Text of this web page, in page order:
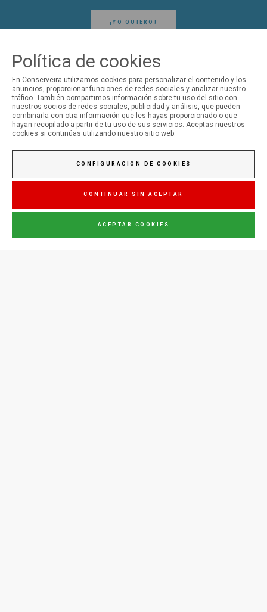
¡YO QUIERO!
SÍGUENOS EN LAS REDES SOCIALES
Conserveira do Sul
Política de cookies
En Conserveira utilizamos cookies para personalizar el contenido y los
anuncios, proporcionar funciones de redes sociales y analizar nuestro
tráfico. También compartimos información sobre tu uso del sitio con
nuestros socios de redes sociales, publicidad y análisis, que pueden
combinarla con otra información que les hayas proporcionado o que
hayan recopilado a partir de tu uso de sus servicios. Aceptas nuestros
cookies si continúas utilizando nuestro sitio web.
CONFIGURACIÓN DE COOKIES
CONTINUAR SIN ACEPTAR
ACEPTAR COOKIES